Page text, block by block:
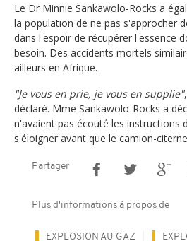
Le Dr Minnie Sankawolo-Rocks a
la population de ne pas s'approcher
dans l'espoir de récupérer l'essence
besoin. Des accidents mortels
ailleurs en Afrique.
"Je vous en prie, je vous en supplie"
déclaré. Mme Sankawolo-Rocks a
n'avaient pas écouté les instructions
s'éloigner avant que le camion-
Partager
Plus d'informations à propos de
EXPLOSION AU GAZ